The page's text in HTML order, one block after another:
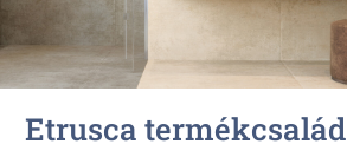
Etrusca termékcsalád